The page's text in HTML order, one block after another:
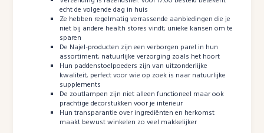
echt de volgende dag in huis
Ze hebben regelmatig verrassende aanbiedingen die je
niet bij andere health stores vindt; unieke kansen om te
sparen
De Najel-producten zijn een verborgen parel in hun
assortiment; natuurlijke verzorging zoals het hoort
Hun paddenstoelpoeders zijn van uitzonderlijke
kwaliteit, perfect voor wie op zoek is naar natuurlijke
supplements
De zoutlampen zijn niet alleen functioneel maar ook
prachtige decorstukken voor je interieur
Hun transparantie over ingrediënten en herkomst
maakt bewust winkelen zo veel makkelijker